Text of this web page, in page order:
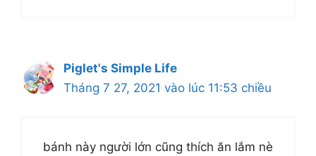
Piglet's Simple Life
Tháng 7 27, 2021 vào lúc 11:53 chiều
bánh này người lớn cũng thích ăn lắm nè